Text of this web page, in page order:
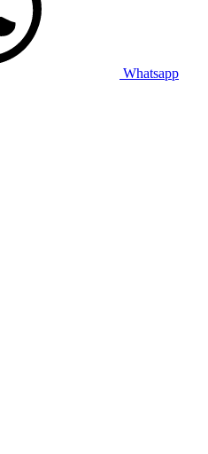
Whatsapp